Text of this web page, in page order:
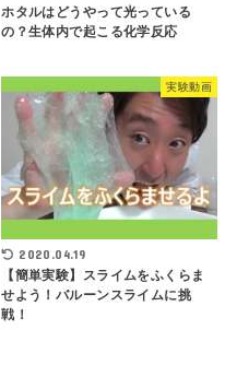
ホタルはどうやって光っている
の？生体内で起こる化学反応
実験動画
2020.04.19
【簡単実験】スライムをふくらま
せよう！バルーンスライムに挑
戦！